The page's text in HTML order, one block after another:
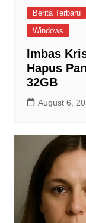
Berita Terbaru
Windows
Imbas
Hapus
32GB
August 6,